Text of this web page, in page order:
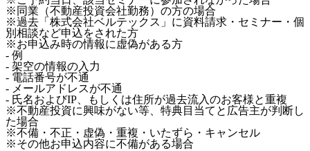
※同業（不動産投資会社勤務）の方の場合
※過去「株式会社ベルテックス」に資料請求・セミナー・個
別相談など申込をされた方
※お申込み時の情報に虚偽がある方
- 例
- 架空の情報の入力
- 電話番号が不通
- メールアドレスが不通
- 氏名およびIP、もしくは住所が過去流入のお客様と重複
※不動産投資に興味がない等、特典目当てと広告主が判断し
た場合
※不備・不正・虚偽・重複・いたずら・キャンセル
※その他お申込内容に不備がある場合